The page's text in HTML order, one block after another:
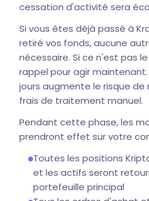
cessation d'activité sera
Si vous êtes déjà passé à
retiré vos fonds, aucune
nécessaire. Si ce n'est pas
rappel pour agir
jours augmente le risque
frais de traitement manuel.
Pendant cette phase, les
prendront effet sur votre
Toutes les positions
et les actifs seront
portefeuille principal